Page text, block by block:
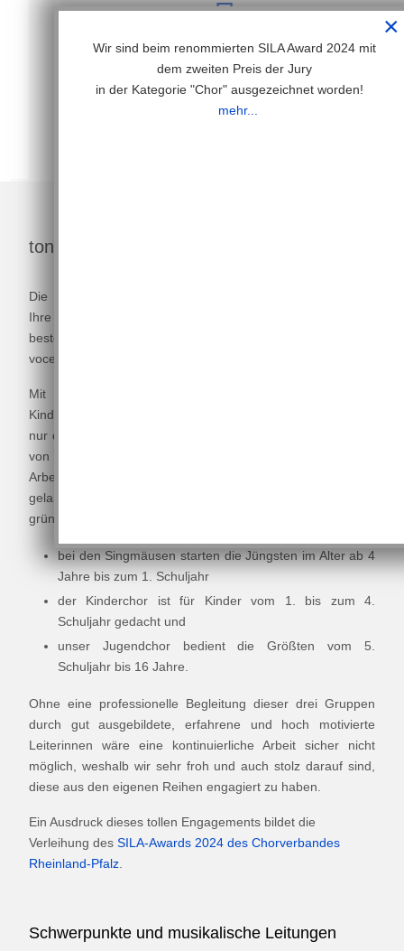
23
tonArt Kids - die Zukunft hat begonnen
Die Gründung gleich dreier Chöre für die Jüngsten hatte
Ihre Initialzündung 2016, als es uns gelang, eines der
besten A-capella Ensembles der Welt zu engagieren -
voces8.
Mit ihren Workshops mit mehr als 400 teilnehmenden
Kindern aus Nassau und seinem Umland wussten sie nicht
nur die Kinder, sondern vor allem auch die Verantwortlichen
von tonArt davon zu überzeugen, das Engagement für die
Arbeit mit Kindern und Jugendlichen aufzugreifen und so
gelang es im selben Jahr, gleich drei Nachwuchsgruppen zu
gründen:
bei den Singmäusen starten die Jüngsten im Alter ab 4
Jahre bis zum 1. Schuljahr
der Kinderchor ist für Kinder vom 1. bis zum 4.
Schuljahr gedacht und
unser Jugendchor bedient die Größten vom 5.
Schuljahr bis 16 Jahre.
Ohne eine professionelle Begleitung dieser drei Gruppen
durch gut ausgebildete, erfahrene und hoch motivierte
Leiterinnen wäre eine kontinuierliche Arbeit sicher nicht
möglich, weshalb wir sehr froh und auch stolz darauf sind,
diese aus den eigenen Reihen engagiert zu haben.
Ein Ausdruck dieses tollen Engagements bildet die
Verleihung des SILA-Awards 2024 des Chorverbandes
Rheinland-Pfalz
Schwerpunkte und musikalische Leitungen
×
Wir sind beim renommierten SILA Award 2024 mit
dem zweiten Preis der Jury
in der Kategorie "Chor" ausgezeichnet worden!
mehr...